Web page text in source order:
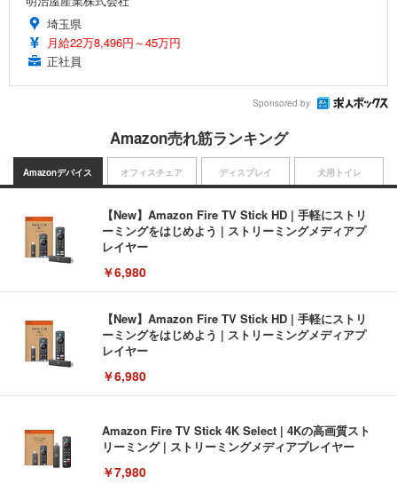
埼玉県
月給22万8,496円～45万円
正社員
Sponsored by
Amazon売れ筋ランキング
Amazonデバイス
【New】Amazon Fire TV Stick HD | 手軽にストリ
ーミングをはじめよう | ストリーミングメディアプ
レイヤー
￥6,980
【New】Amazon Fire TV Stick HD | 手軽にストリ
ーミングをはじめよう | ストリーミングメディアプ
レイヤー
￥6,980
Amazon Fire TV Stick 4K Select | 4Kの高画質スト
リーミング | ストリーミングメディアプレイヤー
￥7,980
オフィスチェア ディスプレイ 犬用トイレ